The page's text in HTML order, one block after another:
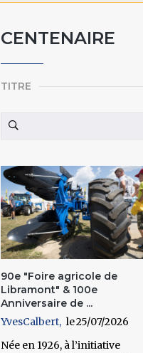
CENTENAIRE
TITRE
90e "Foire agricole de
Libramont" & 100e
Anniversaire de ...
YvesCalbert
25/07/2026
Née en 1926, à l’initiative
Pages